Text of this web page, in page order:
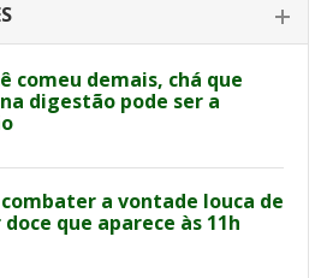
comeu demais, chá que
digestão pode ser a
a vontade louca de
que aparece às 11h